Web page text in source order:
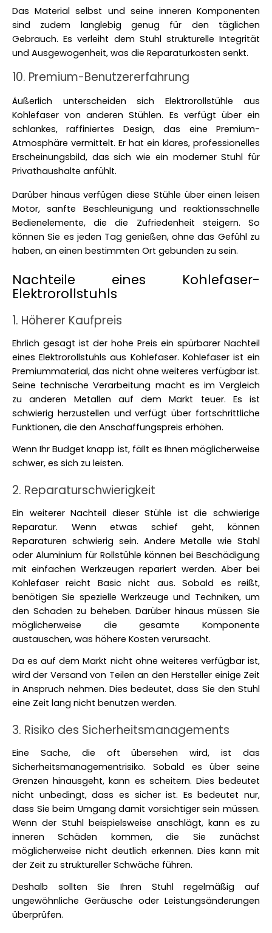
Das Material selbst und seine inneren Komponenten
sind zudem langlebig genug für den täglichen
Gebrauch. Es verleiht dem Stuhl strukturelle Integrität
und Ausgewogenheit, was die Reparaturkosten senkt.
10. Premium-Benutzererfahrung
Äußerlich unterscheiden sich Elektrorollstühle aus
Kohlefaser von anderen Stühlen. Es verfügt über ein
schlankes, raffiniertes Design, das eine Premium-
Atmosphäre vermittelt. Er hat ein klares, professionelles
Erscheinungsbild, das sich wie ein moderner Stuhl für
Privathaushalte anfühlt.
Darüber hinaus verfügen diese Stühle über einen leisen
Motor, sanfte Beschleunigung und reaktionsschnelle
Bedienelemente, die die Zufriedenheit steigern. So
können Sie es jeden Tag genießen, ohne das Gefühl zu
haben, an einen bestimmten Ort gebunden zu sein.
Nachteile eines Kohlefaser-
Elektrorollstuhls
1. Höherer Kaufpreis
Ehrlich gesagt ist der hohe Preis ein spürbarer Nachteil
eines Elektrorollstuhls aus Kohlefaser. Kohlefaser ist ein
Premiummaterial, das nicht ohne weiteres verfügbar ist.
Seine technische Verarbeitung macht es im Vergleich
zu anderen Metallen auf dem Markt teuer. Es ist
schwierig herzustellen und verfügt über fortschrittliche
Funktionen, die den Anschaffungspreis erhöhen.
Wenn Ihr Budget knapp ist, fällt es Ihnen möglicherweise
schwer, es sich zu leisten.
2. Reparaturschwierigkeit
Ein weiterer Nachteil dieser Stühle ist die schwierige
Reparatur. Wenn etwas schief geht, können
Reparaturen schwierig sein. Andere Metalle wie Stahl
oder Aluminium für Rollstühle können bei Beschädigung
mit einfachen Werkzeugen repariert werden. Aber bei
Kohlefaser reicht Basic nicht aus. Sobald es reißt,
benötigen Sie spezielle Werkzeuge und Techniken, um
den Schaden zu beheben. Darüber hinaus müssen Sie
möglicherweise die gesamte Komponente
austauschen, was höhere Kosten verursacht.
Da es auf dem Markt nicht ohne weiteres verfügbar ist,
wird der Versand von Teilen an den Hersteller einige Zeit
in Anspruch nehmen. Dies bedeutet, dass Sie den Stuhl
eine Zeit lang nicht benutzen werden.
3. Risiko des Sicherheitsmanagements
Eine Sache, die oft übersehen wird, ist das
Sicherheitsmanagementrisiko. Sobald es über seine
Grenzen hinausgeht, kann es scheitern. Dies bedeutet
nicht unbedingt, dass es sicher ist. Es bedeutet nur,
dass Sie beim Umgang damit vorsichtiger sein müssen.
Wenn der Stuhl beispielsweise anschlägt, kann es zu
inneren Schäden kommen, die Sie zunächst
möglicherweise nicht deutlich erkennen. Dies kann mit
der Zeit zu struktureller Schwäche führen.
Deshalb sollten Sie Ihren Stuhl regelmäßig auf
ungewöhnliche Geräusche oder Leistungsänderungen
überprüfen.